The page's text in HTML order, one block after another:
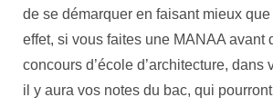
de se démarquer en faisant mieux
effet, si vous faites une MANAA avant
concours d’école d’architecture, dans
il y aura vos notes du bac, qui